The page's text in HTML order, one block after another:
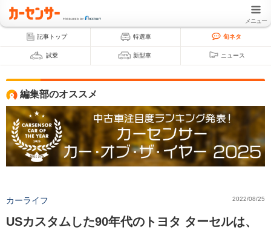
メニュー
記事トップ 特選車 旬ネタ
試乗 新型車 ニュース
編集部のオススメ
カーライフ 2022/08/25
USカスタムした90年代のトヨタ ターセルは、